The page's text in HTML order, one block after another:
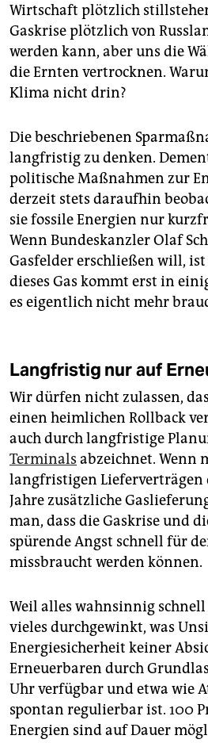
Wirtschaft plötzlich
Gaskrise plötzlich von
werden kann, aber uns die
die Ernten vertrocknen.
Klima nicht drin?
Die beschriebenen
langfristig zu denken.
politische Maßnahmen zur
derzeit stets daraufhin
sie fossile Energien nur
Wenn Bundeskanzler Olaf
Gasfelder erschließen will,
dieses Gas kommt erst in
es eigentlich nicht mehr
Langfristig nur auf
Wir dürfen nicht zulassen,
einen heimlichen Rollback
auch durch langfristige
Terminals abzeichnet. Wenn
langfristigen Lieferverträgen
Jahre zusätzliche
man, dass die Gaskrise und
spürende Angst schnell für
missbraucht werden können.
Weil alles wahnsinnig
vieles durchgewinkt, was
Energiesicherheit keiner
Erneuerbaren durch
Uhr verfügbar und etwa wie
spontan regulierbar ist. 100
Energien sind auf Dauer